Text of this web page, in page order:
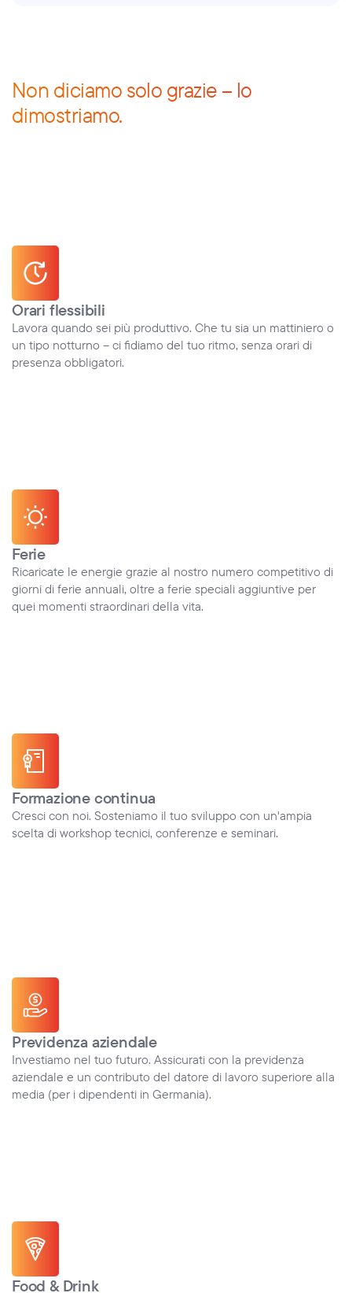
Non diciamo solo grazie – lo
dimostriamo.
Orari flessibili
Lavora quando sei più produttivo. Che tu sia un mattiniero o
un tipo notturno – ci fidiamo del tuo ritmo, senza orari di
presenza obbligatori.
Ferie
Ricaricate le energie grazie al nostro numero competitivo di
giorni di ferie annuali, oltre a ferie speciali aggiuntive per
quei momenti straordinari della vita.
Formazione continua
Cresci con noi. Sosteniamo il tuo sviluppo con un'ampia
scelta di workshop tecnici, conferenze e seminari.
Previdenza aziendale
Investiamo nel tuo futuro. Assicurati con la previdenza
aziendale e un contributo del datore di lavoro superiore alla
media (per i dipendenti in Germania).
Food & Drink